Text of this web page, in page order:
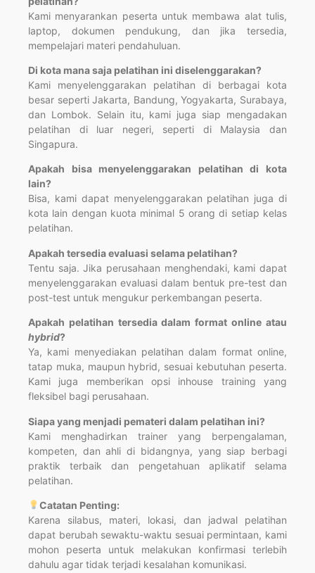
Kami menyarankan peserta untuk membawa alat tulis,
laptop, dokumen pendukung, dan jika tersedia,
mempelajari materi pendahuluan.
Di kota mana saja pelatihan ini diselenggarakan?
Kami menyelenggarakan pelatihan di berbagai kota
besar seperti Jakarta, Bandung, Yogyakarta, Surabaya,
dan Lombok. Selain itu, kami juga siap mengadakan
pelatihan di luar negeri, seperti di Malaysia dan
Singapura.
Apakah bisa menyelenggarakan pelatihan di kota
lain?
Bisa, kami dapat menyelenggarakan pelatihan juga di
kota lain dengan kuota minimal 5 orang di setiap kelas
pelatihan.
Apakah tersedia evaluasi selama pelatihan?
Tentu saja. Jika perusahaan menghendaki, kami dapat
menyelenggarakan evaluasi dalam bentuk pre-test dan
post-test untuk mengukur perkembangan peserta.
Apakah pelatihan tersedia dalam format online atau
hybrid?
Ya, kami menyediakan pelatihan dalam format online,
tatap muka, maupun hybrid, sesuai kebutuhan peserta.
Kami juga memberikan opsi inhouse training yang
fleksibel bagi perusahaan.
Siapa yang menjadi pemateri dalam pelatihan ini?
Kami menghadirkan trainer yang berpengalaman,
kompeten, dan ahli di bidangnya, yang siap berbagi
praktik terbaik dan pengetahuan aplikatif selama
pelatihan.
Catatan Penting:
Karena silabus, materi, lokasi, dan jadwal pelatihan
dapat berubah sewaktu-waktu sesuai permintaan, kami
mohon peserta untuk melakukan konfirmasi terlebih
dahulu agar tidak terjadi kesalahan komunikasi.